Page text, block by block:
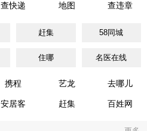
查快递 地图 查违章
赶集 58同城
住哪 名医在线
携程 艺龙 去哪儿
安居客 赶集 百姓网